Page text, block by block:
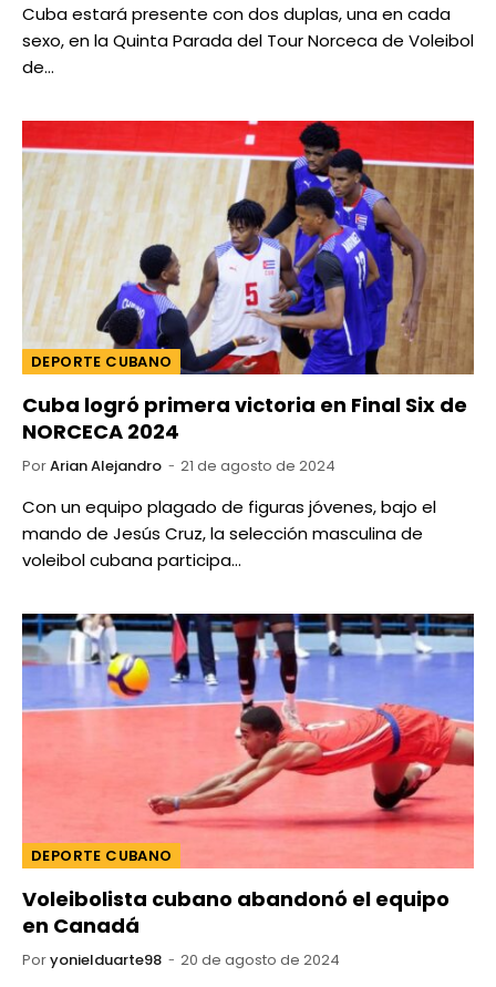
Cuba estará presente con dos duplas, una en cada
sexo, en la Quinta Parada del Tour Norceca de Voleibol
de…
DEPORTE CUBANO
Cuba logró primera victoria en Final Six de
NORCECA 2024
PorArian Alejandro 21 de agosto de 2024
Con un equipo plagado de figuras jóvenes, bajo el
mando de Jesús Cruz, la selección masculina de
voleibol cubana participa…
DEPORTE CUBANO
Voleibolista cubano abandonó el equipo
en Canadá
Poryonielduarte98 20 de agosto de 2024